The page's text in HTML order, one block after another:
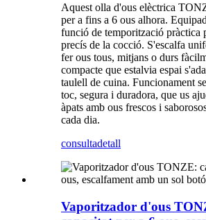
Aquest olla d'ous elèctrica
per a fins a 6 ous alhora.
funció de temporització pràctica
precís de la cocció. S'escalfa
fer ous tous, mitjans o durs
compacte que estalvia espai
taulell de cuina. Funcionament
toc, segura i duradora, que us
àpats amb ous frescos i
cada dia.
consultadetall
Vaporitzador d'ous